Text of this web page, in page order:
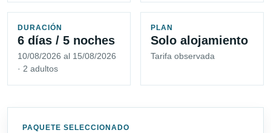
DURACIÓN
6 días / 5 noches
10/08/2026 al 15/08/2026
· 2 adultos
PLAN
Solo alojamiento
Tarifa observada
PAQUETE SELECCIONADO